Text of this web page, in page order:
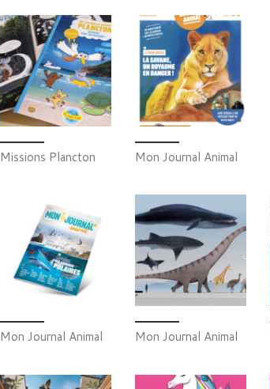
Missions Plancton Mon Journal Animal
Mon Journal Animal Mon Journal Animal